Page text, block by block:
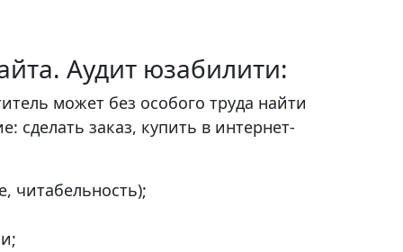
Аудит юзабилити:
может без особого труда найти
заказ, купить в интернет-
читабельность);